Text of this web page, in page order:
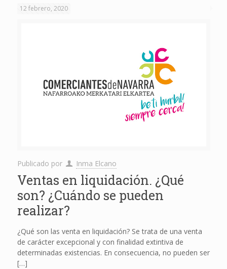
12 febrero, 2020
Publicado por Inma Elcano
Ventas en liquidación. ¿Qué
son? ¿Cuándo se pueden
realizar?
¿Qué son las venta en liquidación? Se trata de una venta
de carácter excepcional y con finalidad extintiva de
determinadas existencias. En consecuencia, no pueden ser
[…]